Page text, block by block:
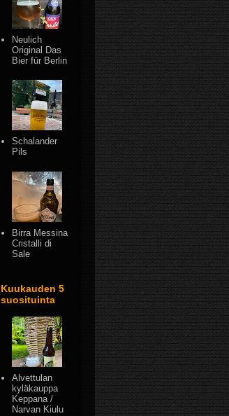
Neulich
Original Das
Bier für Berlin
Schalander
Pils
Birra Messina
Cristalli di
Sale
Kuukauden 5
suosituinta
Alvettulan
kyläkauppa
Keppana /
Narvan Kiulu